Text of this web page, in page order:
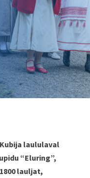
laululaval
“Eluring”,
lauljat,